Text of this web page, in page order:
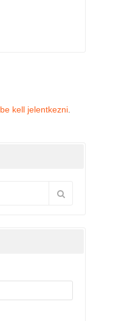
be kell jelentkezni.